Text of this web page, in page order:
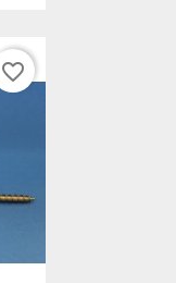
favorite_border